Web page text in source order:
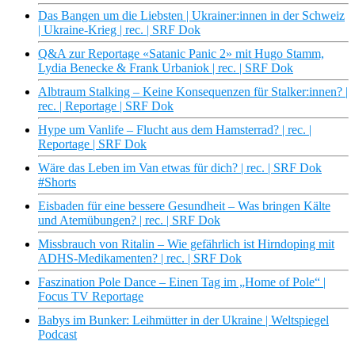
Das Bangen um die Liebsten | Ukrainer:innen in der Schweiz
| Ukraine-Krieg | rec. | SRF Dok
Q&A zur Reportage «Satanic Panic 2» mit Hugo Stamm,
Lydia Benecke & Frank Urbaniok | rec. | SRF Dok
Albtraum Stalking – Keine Konsequenzen für Stalker:innen? |
rec. | Reportage | SRF Dok
Hype um Vanlife – Flucht aus dem Hamsterrad? | rec. |
Reportage | SRF Dok
Wäre das Leben im Van etwas für dich? | rec. | SRF Dok
#Shorts
Eisbaden für eine bessere Gesundheit – Was bringen Kälte
und Atemübungen? | rec. | SRF Dok
Missbrauch von Ritalin – Wie gefährlich ist Hirndoping mit
ADHS-Medikamenten? | rec. | SRF Dok
Faszination Pole Dance – Einen Tag im „Home of Pole“ |
Focus TV Reportage
Babys im Bunker: Leihmütter in der Ukraine | Weltspiegel
Podcast